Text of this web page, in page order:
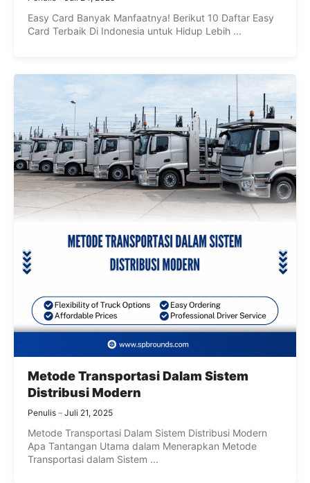
Easy Card Banyak Manfaatnya! Berikut 10 Daftar Easy
Card Terbaik Di Indonesia untuk Hidup Lebih ...
Metode Transportasi Dalam Sistem
Distribusi Modern
Penulis Juli 21, 2025
Metode Transportasi Dalam Sistem Distribusi Modern
Apa Tantangan Utama dalam Menerapkan Metode
Transportasi dalam Sistem ...